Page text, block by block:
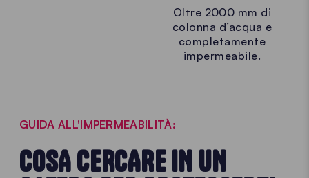
Oltre 2000 mm di
colonna d’acqua e
completamente
impermeabile.
GUIDA ALL'IMPERMEABILITÀ:
COSA CERCARE IN UN